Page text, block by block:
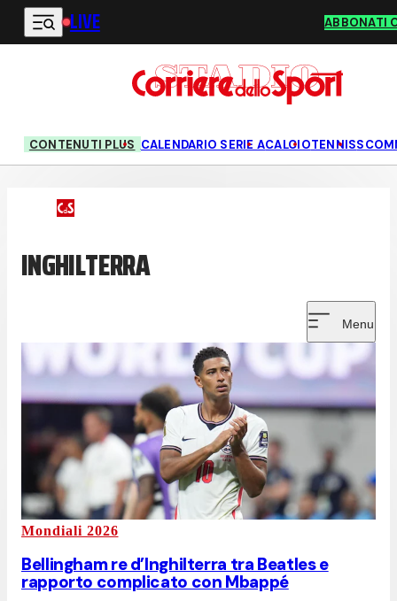
Vai al contenuto principale
LIVE ABBONATI
CONTENUTI PLUS CALENDARIO SERIE ACALCIOTENNIS
INGHILTERRA
Menu
Mondiali 2026
Bellingham re d’Inghilterra tra Beatles e
rapporto complicato con Mbappé